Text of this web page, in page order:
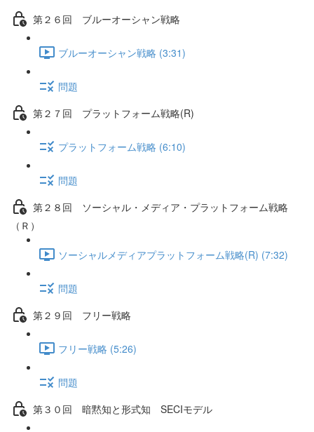
第２６回 ブルーオーシャン戦略
ブルーオーシャン戦略 (3:31)
問題
第２７回 プラットフォーム戦略(R)
プラットフォーム戦略 (6:10)
問題
第２８回 ソーシャル・メディア・プラットフォーム戦略
（Ｒ）
ソーシャルメディアプラットフォーム戦略(R) (7:32)
問題
第２９回 フリー戦略
フリー戦略 (5:26)
問題
第３０回 暗黙知と形式知 SECIモデル